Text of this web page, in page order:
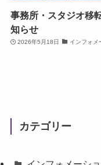
事務所・スタジオ移
知らせ
2026年5月18日 インフォメ
カテゴリー